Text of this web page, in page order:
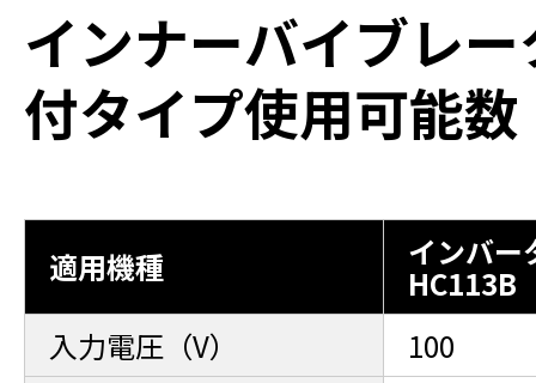
インナーバイブレ
付タイプ使用可能数
適用機種 インバー
HC113B
入力電圧（V）
100